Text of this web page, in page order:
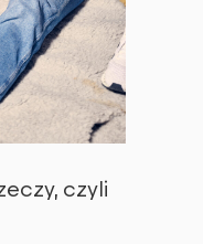
czyli